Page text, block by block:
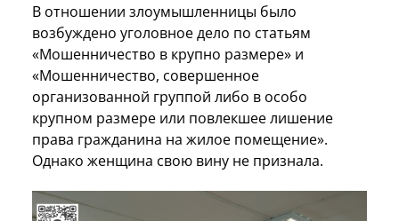
В отношении злоумышленницы было
возбуждено уголовное дело по статьям
«Мошенничество в крупно размере» и
«Мошенничество, совершенное
организованной группой либо в особо
крупном размере или повлекшее лишение
права гражданина на жилое помещение».
Однако женщина свою вину не признала.